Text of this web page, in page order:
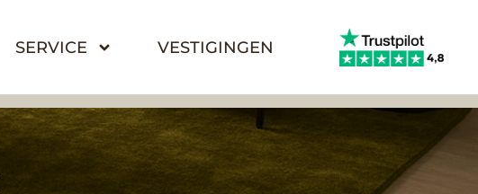
SERVICE VESTIGINGEN